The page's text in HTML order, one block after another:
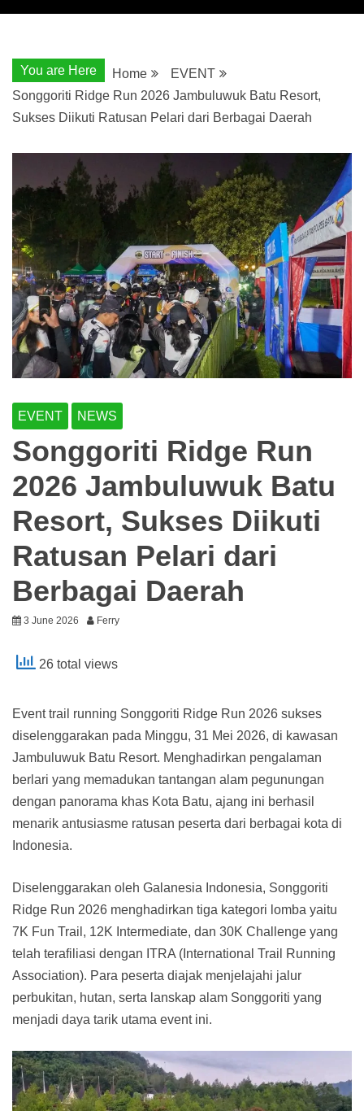
You are Here Home
EVENT
Songgoriti Ridge Run 2026 Jambuluwuk Batu Resort,
Sukses Diikuti Ratusan Pelari dari Berbagai Daerah
EVENT NEWS
Songgoriti Ridge Run
2026 Jambuluwuk Batu
Resort, Sukses Diikuti
Ratusan Pelari dari
Berbagai Daerah
3 June 2026 Ferry
26 total views
Event trail running Songgoriti Ridge Run 2026 sukses
diselenggarakan pada Minggu, 31 Mei 2026, di kawasan
Jambuluwuk Batu Resort. Menghadirkan pengalaman
berlari yang memadukan tantangan alam pegunungan
dengan panorama khas Kota Batu, ajang ini berhasil
menarik antusiasme ratusan peserta dari berbagai kota di
Indonesia.
Diselenggarakan oleh Galanesia Indonesia, Songgoriti
Ridge Run 2026 menghadirkan tiga kategori lomba yaitu
7K Fun Trail, 12K Intermediate, dan 30K Challenge yang
telah terafiliasi dengan ITRA (International Trail Running
Association). Para peserta diajak menjelajahi jalur
perbukitan, hutan, serta lanskap alam Songgoriti yang
menjadi daya tarik utama event ini.